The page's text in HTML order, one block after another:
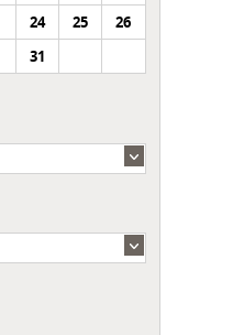
24 25
26
31